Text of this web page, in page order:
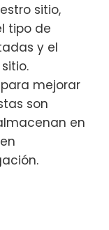
sitio,
tipo de
y el
mejorar
son
en